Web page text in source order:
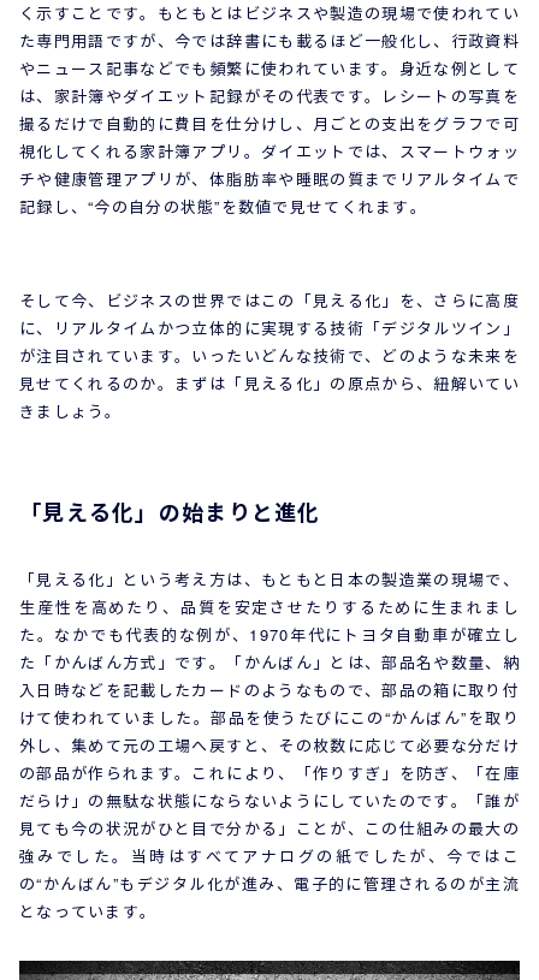
く示すことです。もともとはビジネスや製造の現場で使われてい
た専門用語ですが、今では辞書にも載るほど一般化し、行政資料
やニュース記事などでも頻繁に使われています。身近な例として
は、家計簿やダイエット記録がその代表です。レシートの写真を
撮るだけで自動的に費目を仕分けし、月ごとの支出をグラフで可
視化してくれる家計簿アプリ。ダイエットでは、スマートウォッ
チや健康管理アプリが、体脂肪率や睡眠の質までリアルタイムで
記録し、“今の自分の状態”を数値で見せてくれます。
そして今、ビジネスの世界ではこの「見える化」を、さらに高度
に、リアルタイムかつ立体的に実現する技術「デジタルツイン」
が注目されています。いったいどんな技術で、どのような未来を
見せてくれるのか。まずは「見える化」の原点から、紐解いてい
きましょう。
「見える化」の始まりと進化
「見える化」という考え方は、もともと日本の製造業の現場で、
生産性を高めたり、品質を安定させたりするために生まれまし
た。なかでも代表的な例が、1970年代にトヨタ自動車が確立し
た「かんばん方式」です。「かんばん」とは、部品名や数量、納
入日時などを記載したカードのようなもので、部品の箱に取り付
けて使われていました。部品を使うたびにこの“かんばん”を取り
外し、集めて元の工場へ戻すと、その枚数に応じて必要な分だけ
の部品が作られます。これにより、「作りすぎ」を防ぎ、「在庫
だらけ」の無駄な状態にならないようにしていたのです。「誰が
見ても今の状況がひと目で分かる」ことが、この仕組みの最大の
強みでした。当時はすべてアナログの紙でしたが、今ではこ
の“かんばん”もデジタル化が進み、電子的に管理されるのが主流
となっています。